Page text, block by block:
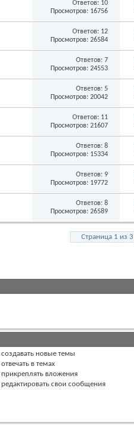
Ответов: 10
Просмотров: 16756
Ответов: 12
Просмотров: 26584
Ответов: 7
Просмотров: 24553
Ответов: 5
Просмотров: 20042
Ответов: 11
Просмотров: 21607
Ответов: 8
Просмотров: 15334
Ответов: 9
Просмотров: 19772
Ответов: 8
Просмотров: 26589
Страница 1 из 3
создавать новые темы
отвечать в темах
прикреплять вложения
редактировать свои сообщения